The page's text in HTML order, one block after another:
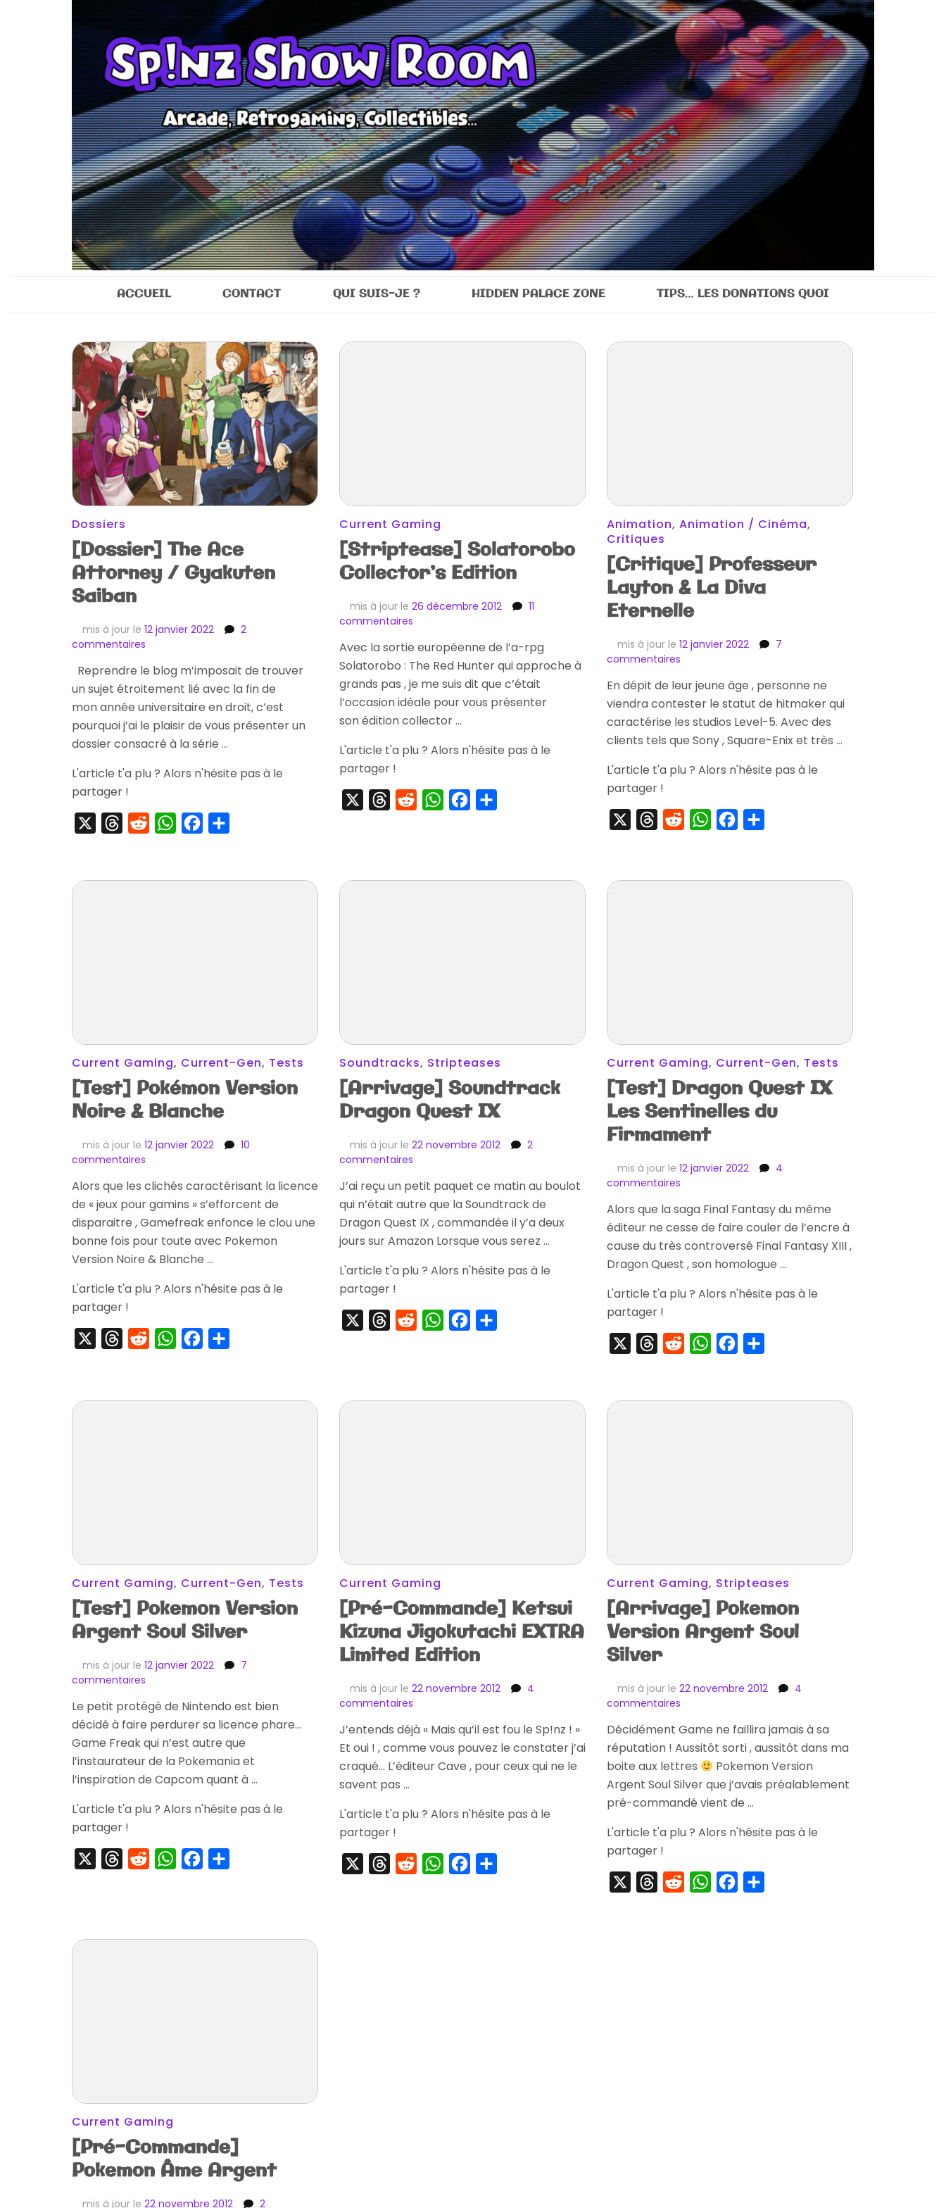
Sp!nz Show Room
ACCUEIL CONTACT QUI SUIS-JE ? HIDDEN PALACE ZONE TIPS… LES DONATIONS QUOI
Dossiers
[Dossier] The Ace
Attorney / Gyakuten
Saiban
mis à jour le 12 janvier 2022
2
commentaires
The
Ace
Attorney
Gyakuten
Saiban
Reprendre le blog m’imposait de trouver
un sujet étroitement lié avec la fin de
mon année universitaire en droit, c’est
pourquoi j’ai le plaisir de vous présenter un
dossier consacré à la série …
L'article t'a plu ? Alors n'hésite pas à le
partager !
ThreadsRedditWhatsAppFacebook
Current Gaming
[Striptease] Solatorobo
Collector’s Edition
mis à jour le 26 décembre 2012
11
commentairessur
Solatorobo
Collector’s
Edition
Avec la sortie européenne de l’a-rpg
Solatorobo : The Red Hunter qui approche à
grands pas , je me suis dit que c’était
l’occasion idéale pour vous présenter
son édition collector …
L'article t'a plu ? Alors n'hésite pas à le
partager !
ThreadsRedditWhatsAppFacebook
Animation, Animation / Cinéma,
Critiques
[Critique] Professeur
Layton & La Diva
Eternelle
mis à jour le 12 janvier 2022
7
commentairessur
Professeur
Layton
&
Diva
Eternelle
En dépit de leur jeune âge , personne ne
viendra contester le statut de hitmaker qui
caractérise les studios Level-5. Avec des
clients tels que Sony , Square-Enix et très …
L'article t'a plu ? Alors n'hésite pas à le
partager !
ThreadsRedditWhatsAppFacebook
Current Gaming, Current-Gen, Tests
[Test] Pokémon Version
Noire & Blanche
mis à jour le 12 janvier 2022
10
commentaires
Pokémon
Version
Noire
Blanche
Alors que les clichés caractérisant la licence
de « jeux pour gamins » s’efforcent de
disparaitre , Gamefreak enfonce le clou une
bonne fois pour toute avec Pokemon
Version Noire & Blanche …
L'article t'a plu ? Alors n'hésite pas à le
partager !
ThreadsRedditWhatsAppFacebook
Soundtracks, Stripteases
[Arrivage] Soundtrack
Dragon Quest IX
mis à jour le 22 novembre 2012
2
commentairessur
Soundtrack
Dragon
Quest
J’ai reçu un petit paquet ce matin au boulot
qui n’était autre que la Soundtrack de
Dragon Quest IX , commandée il y’a deux
jours sur Amazon Lorsque vous serez …
L'article t'a plu ? Alors n'hésite pas à le
partager !
ThreadsRedditWhatsAppFacebook
Current Gaming, Current-Gen, Tests
[Test] Dragon Quest IX
Les Sentinelles du
Firmament
mis à jour le 12 janvier 2022
4
commentairessur
Dragon
Quest
IX
Sentinelles
du
Firmament
Alors que la saga Final Fantasy du même
éditeur ne cesse de faire couler de l’encre à
cause du très controversé Final Fantasy XIII ,
Dragon Quest , son homologue …
L'article t'a plu ? Alors n'hésite pas à le
partager !
ThreadsRedditWhatsAppFacebook
Current Gaming, Current-Gen, Tests
[Test] Pokemon Version
Argent Soul Silver
mis à jour le 12 janvier 2022
7
commentaires
Pokemon
Version
Argent
Soul
Silver
Le petit protégé de Nintendo est bien
décidé à faire perdurer sa licence phare…
Game Freak qui n’est autre que
l’instaurateur de la Pokemania et
l’inspiration de Capcom quant à …
L'article t'a plu ? Alors n'hésite pas à le
partager !
ThreadsRedditWhatsAppFacebook
Current Gaming
[Pré-Commande] Ketsui
Kizuna Jigokutachi EXTRA
Limited Edition
mis à jour le 22 novembre 2012
4
commentairessur
Commande]
Ketsui
Kizuna
Limited
Edition
J’entends déjà « Mais qu’il est fou le Sp!nz ! »
Et oui ! , comme vous pouvez le constater j’ai
craqué… L’éditeur Cave , pour ceux qui ne le
savent pas …
L'article t'a plu ? Alors n'hésite pas à le
partager !
ThreadsRedditWhatsAppFacebook
Current Gaming, Stripteases
[Arrivage] Pokemon
Version Argent Soul
Silver
mis à jour le 22 novembre 2012
4
commentairessur
Pokemon
Version
Argent
Soul
Silver
Décidément Game ne faillira jamais à sa
réputation ! Aussitôt sorti , aussitôt dans ma
boite aux lettres
Pokemon Version
Argent Soul Silver que j’avais préalablement
pré-commandé vient de …
L'article t'a plu ? Alors n'hésite pas à le
partager !
ThreadsRedditWhatsAppFacebook
Current Gaming
[Pré-Commande]
Pokemon Âme Argent
mis à jour le 22 novembre 2012
2